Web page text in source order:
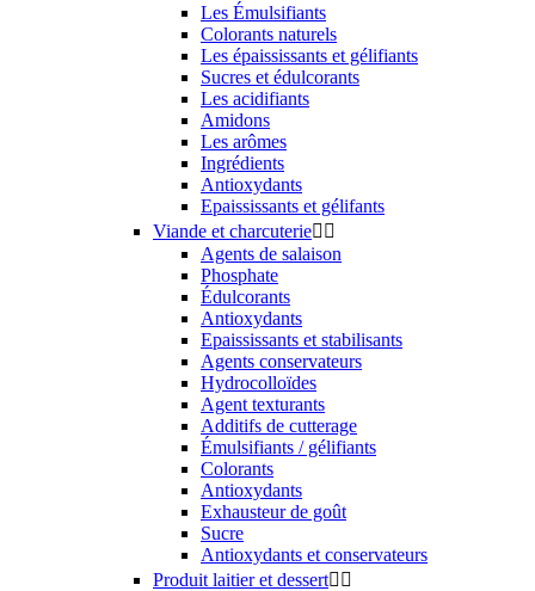
Les Émulsifiants
Colorants naturels
Les épaississants et gélifiants
Sucres et édulcorants
Les acidifiants
Amidons
Les arômes
Ingrédients
Antioxydants
Epaississants et gélifants
Viande et charcuterie 
Agents de salaison
Phosphate
Édulcorants
Antioxydants
Epaississants et stabilisants
Agents conservateurs
Hydrocolloïdes
Agent texturants
Additifs de cutterage
Émulsifiants / gélifiants
Colorants
Antioxydants
Exhausteur de goût
Sucre
Antioxydants et conservateurs
Produit laitier et dessert 